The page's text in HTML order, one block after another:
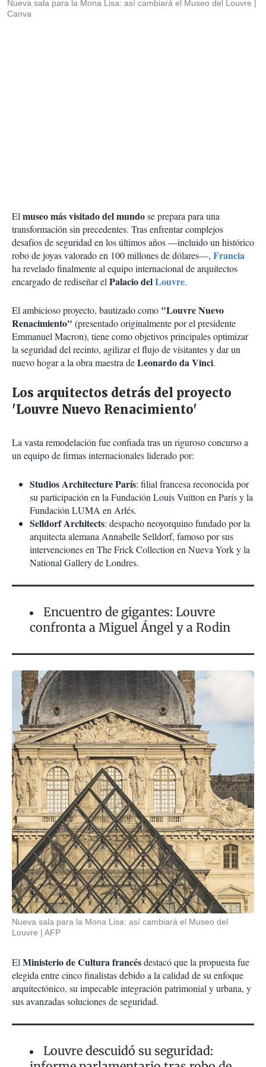
Nueva sala para la Mona Lisa: así cambiará el Museo del Louvre
Canva
Elmuseo más visitado del mundose prepara para una
transformación sin precedentes. Tras enfrentar complejos
desafíos de seguridad en los últimos años —incluido un histórico
robo de joyas valorado en 100 millones de dólares—, Francia
ha revelado finalmente al equipo internacional de arquitectos
encargado de rediseñar elPalacio delLouvre.
El ambicioso proyecto, bautizado como "Louvre Nuevo
Renacimiento" (presentado originalmente por el presidente
Emmanuel Macron), tiene como objetivos principales optimizar
la seguridad del recinto, agilizar el flujo de visitantes y dar un
nuevo hogar a la obra maestra deLeonardo da Vinci.
Los arquitectos detrás del proyecto
'Louvre Nuevo Renacimiento'
La vasta remodelación fue confiada tras un riguroso concurso a
un equipo de firmas internacionales liderado por:
Studios Architecture París: filial francesa reconocida por
su participación en la Fundación Louis Vuitton en París y la
Fundación LUMA en Arlés.
Selldorf Architects: despacho neoyorquino fundado por la
arquitecta alemana Annabelle Selldorf, famoso por sus
intervenciones en The Frick Collection en Nueva York y la
National Gallery de Londres.
Encuentro de gigantes: Louvre
confronta a Miguel Ángel y a Rodin
Nueva sala para la Mona Lisa: así cambiará el Museo del
Louvre
AFP
ElMinisterio de Cultura francésdestacó que la propuesta fue
elegida entre cinco finalistas debido a la calidad de su enfoque
arquitectónico, su impecable integración patrimonial y urbana, y
sus avanzadas soluciones de seguridad.
Louvre descuidó su seguridad: